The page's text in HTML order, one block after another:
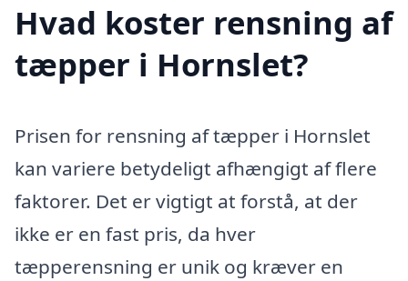
Hvad koster rensning af
tæpper i Hornslet?
Prisen for rensning af tæpper i Hornslet
kan variere betydeligt afhængigt af flere
faktorer. Det er vigtigt at forstå, at der
ikke er en fast pris, da hver
tæpperensning er unik og kræver en